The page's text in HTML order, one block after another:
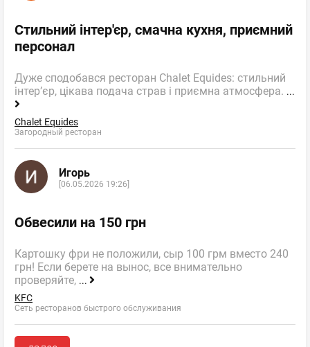
Стильний інтер'єр, смачна кухня, приємний
персонал
Дуже сподобався ресторан Chalet Equides: стильний
інтер’єр, цікава подача страв і приємна атмосфера. ...
Chalet Equides
Загородный ресторан
Игорь
[06.05.2026 19:26]
Обвесили на 150 грн
Картошку фри не положили, сыр 100 грм вместо 240
грн! Если берете на вынос, все внимательно
проверяйте, ...
KFC
Сеть ресторанов быстрого обслуживания